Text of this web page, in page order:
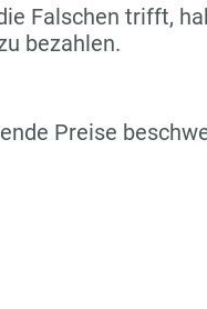
Falschen trifft,
bezahlen.
Preise